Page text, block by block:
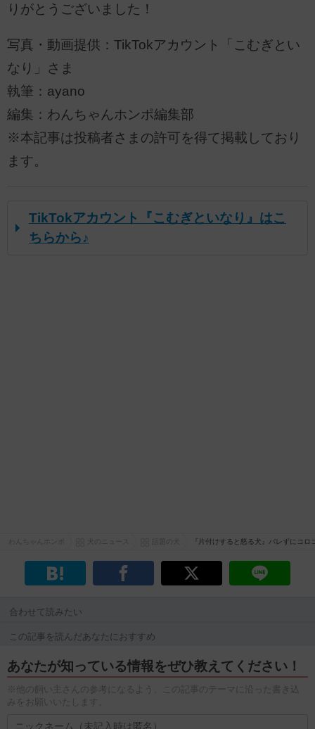
りがとうございました！
写真・動画提供：TikTokアカウント「こむぎとい
なり」さま
執筆：ayano
編集：わんちゃんホンポ編集部
※本記事は投稿者さまの許可を得て掲載しており
ます。
TikTokアカウント『こむぎといなり』はこ
ちらから♪
『片付けすると怒る犬』バレずにコ
合わせて読みたい
この記事を読んだあなたにおすすめ
あなたが知っている情報をぜひ教えてください！
※他の飼い主さんの参考になるよう、この記事のテーマに沿った書き込
みをお願いいたします。